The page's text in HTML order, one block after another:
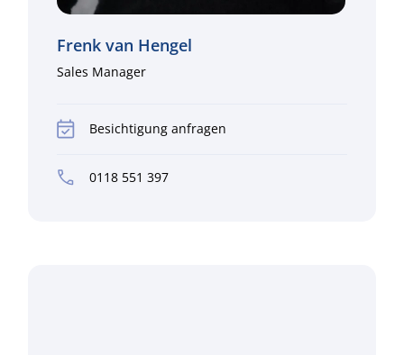
Frenk van Hengel
Sales Manager
Besichtigung anfragen
0118 551 397